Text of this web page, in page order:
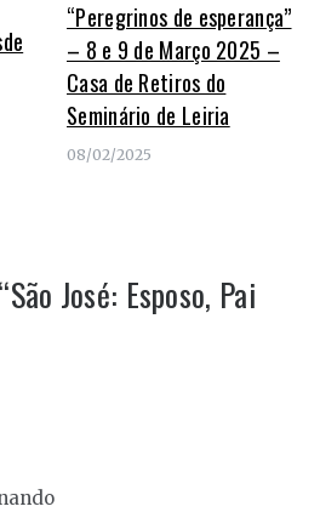
“Peregrinos de esperança”
– 8 e 9 de Março 2025 –
Casa de Retiros do
Seminário de Leiria
08/02/2025
São José: Esposo, Pai